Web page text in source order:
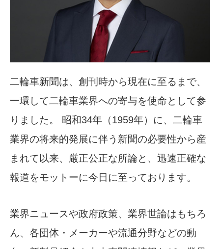
二輪車新聞は、創刊時から現在に至るまで、
一環して二輪車業界への寄与を使命として参
りました。 昭和34年（1959年）に、二輪車
業界の将来的発展に伴う新聞の必要性から産
まれて以来、厳正公正な所論と、迅速正確な
報道をモットーに今日に至っております。
業界ニュースや政府政策、業界世論はもちろ
ん、各団体・メーカーや流通分野などの動